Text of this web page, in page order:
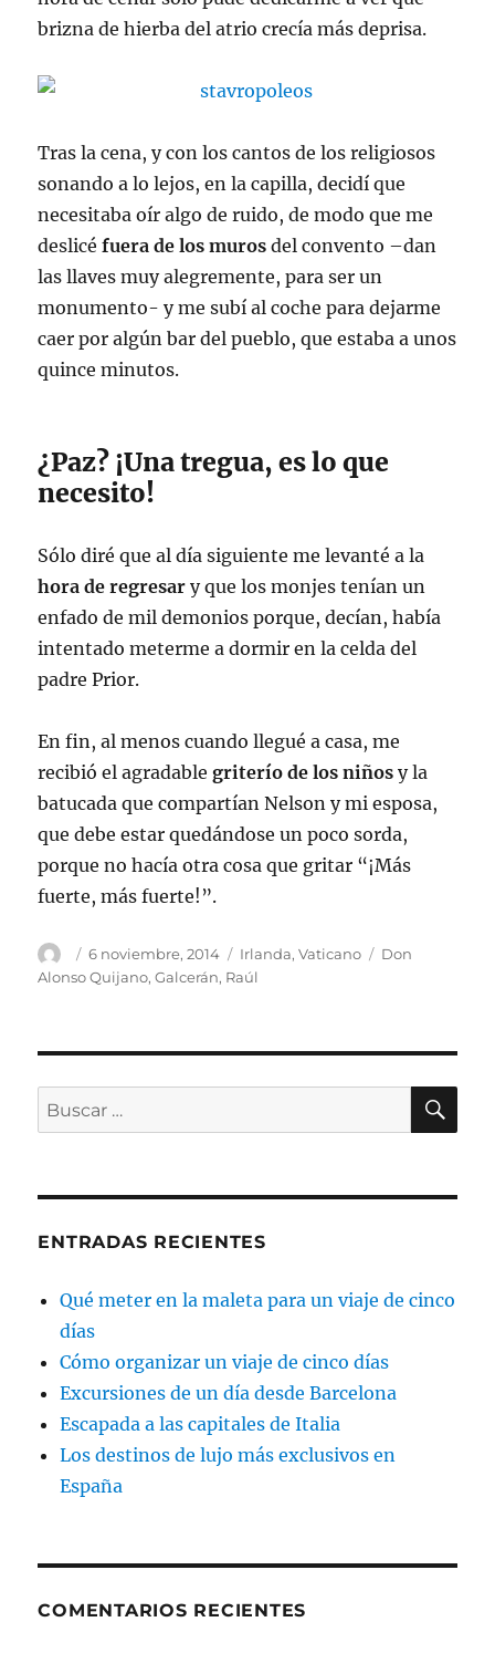
brizna de hierba del atrio crecía más deprisa.
Tras la cena, y con los cantos de los religiosos
sonando a lo lejos, en la capilla, decidí que
necesitaba oír algo de ruido, de modo que me
deslicéfuera de los muros del convento –dan
las llaves muy alegremente, para ser un
monumento- y me subí al coche para dejarme
caer por algún bar del pueblo, que estaba a unos
quince minutos.
¿Paz? ¡Una tregua, es lo que
necesito!
Sólo diré que al día siguiente me levanté a la
hora de regresar y que los monjes tenían un
enfado de mil demonios porque, decían, había
intentado meterme a dormir en la celda del
padre Prior.
En fin, al menos cuando llegué a casa, me
recibió el agradablegriterío de los niños y la
batucada que compartían Nelson y mi esposa,
que debe estar quedándose un poco sorda,
porque no hacía otra cosa que gritar “¡Más
fuerte, más fuerte!”.
Autor
Publicado
el
6 noviembre, 2014 Categorías
Irlanda,Vaticano Etiquetas
Don
Alonso Quijano,Galcerán, Raúl
Buscar
por:
ENTRADAS RECIENTES
Qué meter en la maleta para un viaje de cinco
días
Cómo organizar un viaje de cinco días
Excursiones de un día desde Barcelona
Escapada a las capitales de Italia
Los destinos de lujo más exclusivos en
España
COMENTARIOS RECIENTES